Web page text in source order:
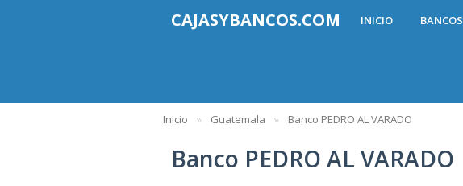
CAJASYBANCOS.COM INICIO BANCOS
Inicio Guatemala Banco PEDRO AL VARADO
Banco PEDRO AL VARADO